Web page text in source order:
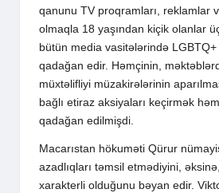
qanunu TV proqramları, reklamlar
olmaqla 18 yaşından kiçik olanlar
bütün media vasitələrində
qadağan edir. Həmçinin,
müxtəlifliyi müzakirələrinin
bağlı etiraz aksiyaları keçirmək
qadağan edilmişdi.
Macarıstan hökuməti Qürur
azadlıqları təmsil etmədiyini,
xarakterli olduğunu bəyan edir.